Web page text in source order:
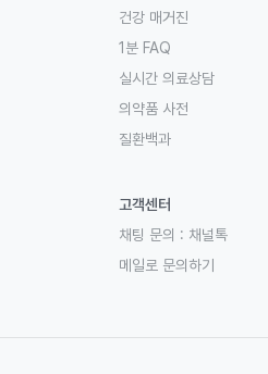
건강 매거진
1분 FAQ
실시간 의료상담
의약품 사전
질환백과
고객센터
채팅 문의 : 채널톡
메일로 문의하기